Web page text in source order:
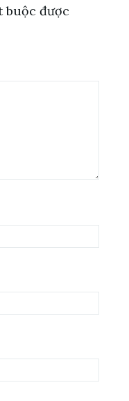
buộc được